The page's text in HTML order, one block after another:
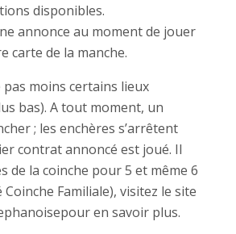
disponibles.
annonce au moment de jouer
carte de la manche.
pas moins certains lieux
bas). A tout moment, un
; les enchères s’arrêtent
contrat annoncé est joué. Il
de la coinche pour 5 et même 6
Familiale), visitez le site
en savoir plus.